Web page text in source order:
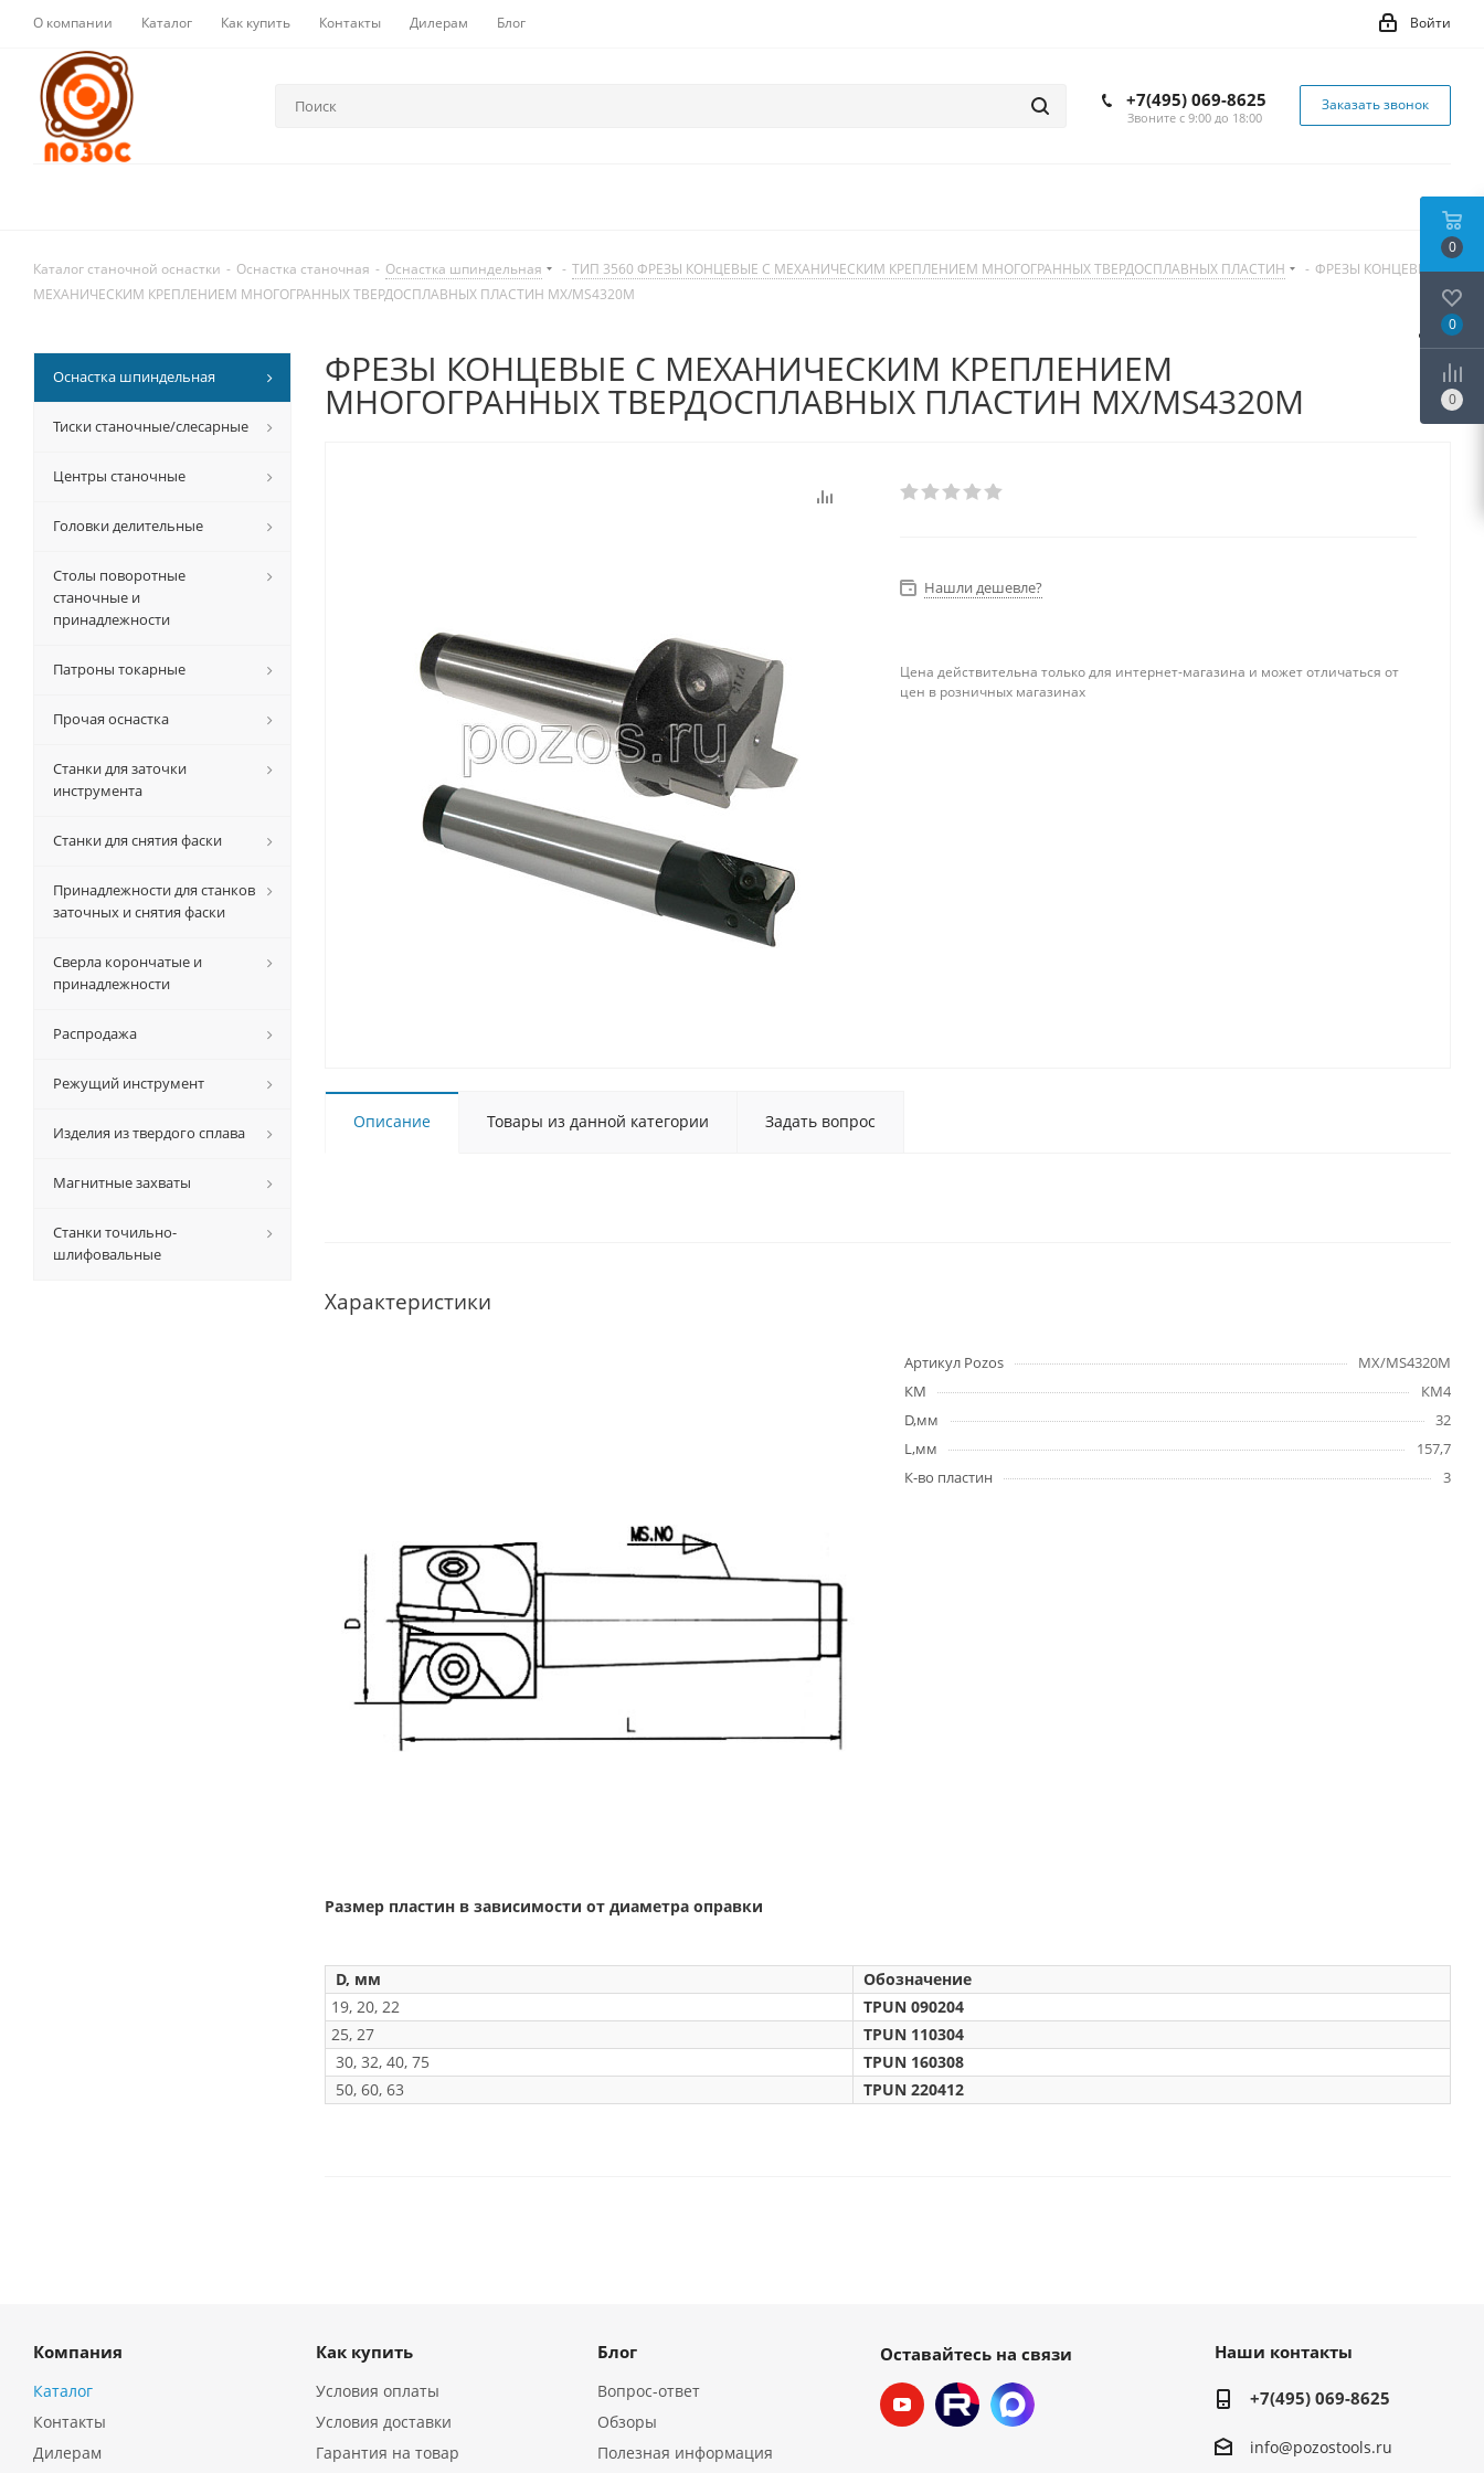
О компании Каталог Как купить Контакты Дилерам Блог Войти
+7(495) 069-8625
Звоните с 9:00 до 18:00
Заказать звонок
Каталог станочной оснастки - Оснастка станочная - Оснастка шпиндельная - ТИП 3560 ФРЕЗЫ КОНЦЕВЫЕ С МЕХАНИЧЕСКИМ КРЕПЛЕНИЕМ МНОГОГРАННЫХ ТВЕРДОСПЛАВНЫХ ПЛАСТИН - ФРЕЗЫ КОНЦЕВЫЕ С
МЕХАНИЧЕСКИМ КРЕПЛЕНИЕМ МНОГОГРАННЫХ ТВЕРДОСПЛАВНЫХ ПЛАСТИН MX/MS4320M
ФРЕЗЫ КОНЦЕВЫЕ С МЕХАНИЧЕСКИМ КРЕПЛЕНИЕМ
МНОГОГРАННЫХ ТВЕРДОСПЛАВНЫХ ПЛАСТИН MX/MS4320M
Нашли дешевле?
Цена действительна только для интернет-магазина и может отличаться от
цен в розничных магазинах
Описание Товары из данной категории Задать вопрос
Характеристики
Артикул Pozos
MX/MS4320M
КМ
КМ4
D,мм
32
L,мм
157,7
К-во пластин
3
Размер пластин в зависимости от диаметра оправки
D, мм
Обозначение
19, 20, 22
TPUN 090204
25, 27
TPUN 110304
30, 32, 40, 75
TPUN 160308
50, 60, 63
TPUN 220412
Оснастка шпиндельная
Тиски станочные/слесарные
Центры станочные
Головки делительные
Столы поворотные
станочные и
принадлежности
Патроны токарные
Прочая оснастка
Станки для заточки
инструмента
Станки для снятия фаски
Принадлежности для станков
заточных и снятия фаски
Сверла корончатые и
принадлежности
Распродажа
Режущий инструмент
Изделия из твердого сплава
Магнитные захваты
Станки точильно-
шлифовальные
Компания
Каталог
Контакты
Дилерам
Как купить
Условия оплаты
Условия доставки
Гарантия на товар
Блог
Вопрос-ответ
Обзоры
Полезная информация
Оставайтесь на связи Наши контакты
+7(495) 069-8625
info@pozostools.ru
0
0
0